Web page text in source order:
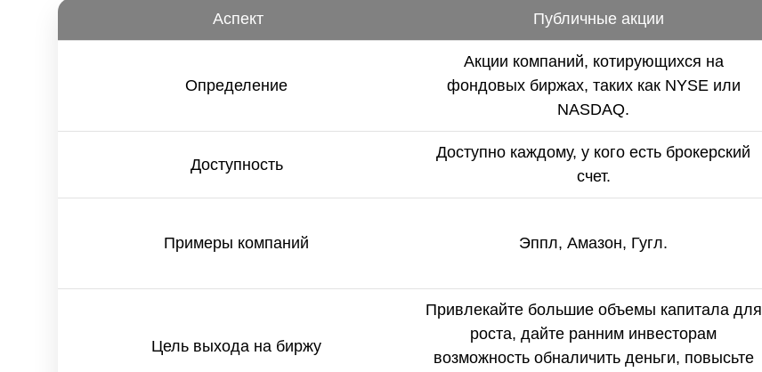
Аспект Публичные акции
Определение
Акции компаний, котирующихся на
фондовых биржах, таких как NYSE или
NASDAQ.
Доступность
Доступно каждому, у кого есть брокерский
счет.
Примеры компаний Эппл, Амазон, Гугл.
Цель выхода на биржу
Привлекайте большие объемы капитала для
роста, дайте ранним инвесторам
возможность обналичить деньги, повысьте